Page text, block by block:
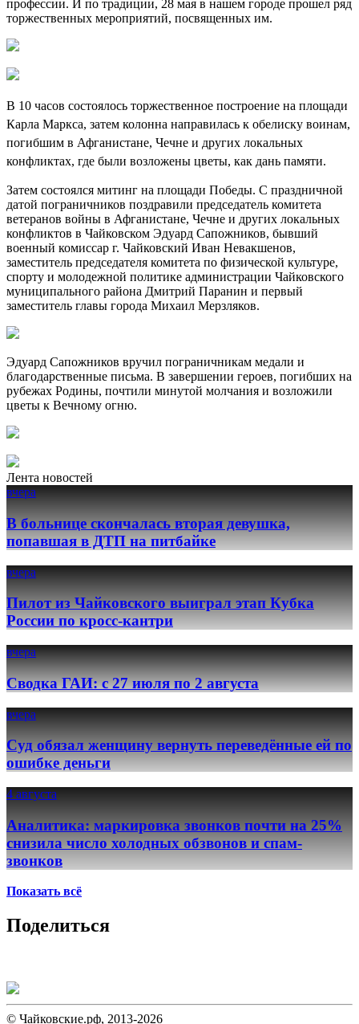
профессии. И по традиции, 28 мая в нашем городе прошел ряд
торжественных мероприятий, посвященных им.
В 10 часов состоялось торжественное построение на площади
Карла Маркса, затем колонна направилась к обелиску воинам,
погибшим в Афганистане, Чечне и других локальных
конфликтах, где были возложены цветы, как дань памяти.
Затем состоялся митинг на площади Победы. С праздничной
датой пограничников поздравили председатель комитета
ветеранов войны в Афганистане, Чечне и других локальных
конфликтов в Чайковском Эдуард Сапожников, бывший
военный комиссар г. Чайковский Иван Невакшенов,
заместитель председателя комитета по физической культуре,
спорту и молодежной политике администрации Чайковского
муниципального района Дмитрий Паранин и первый
заместитель главы города Михаил Мерзляков.
Эдуард Сапожников вручил пограничникам медали и
благодарственные письма. В завершении героев, погибших на
рубежах Родины, почтили минутой молчания и возложили
цветы к Вечному огню.
Лента новостей
вчера
В больнице скончалась вторая девушка,
попавшая в ДТП на питбайке
вчера
Пилот из Чайковского выиграл этап Кубка
России по кросс-кантри
вчера
Сводка ГАИ: с 27 июля по 2 августа
вчера
Суд обязал женщину вернуть переведённые ей по
ошибке деньги
4 августа
Аналитика: маркировка звонков почти на 25%
снизила число холодных обзвонов и спам-
звонков
Показать всё
Поделиться
© Чайковские.рф, 2013-2026